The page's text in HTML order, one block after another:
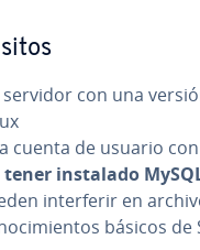
servidor con una
cuenta de usuario
tener instalado
in­te­r­fe­rir en
básicos de